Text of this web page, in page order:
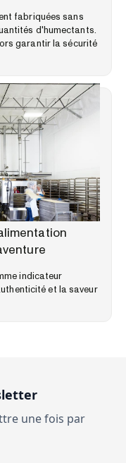
fabriquées sans
d'humectants.
garantir la sécurité
indicateur
et la saveur
une fois par